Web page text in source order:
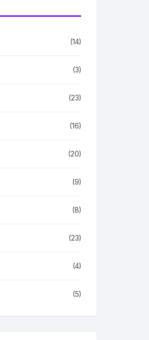
(14)
(3)
(23)
(16)
(20)
(9)
(8)
(23)
(4)
(5)